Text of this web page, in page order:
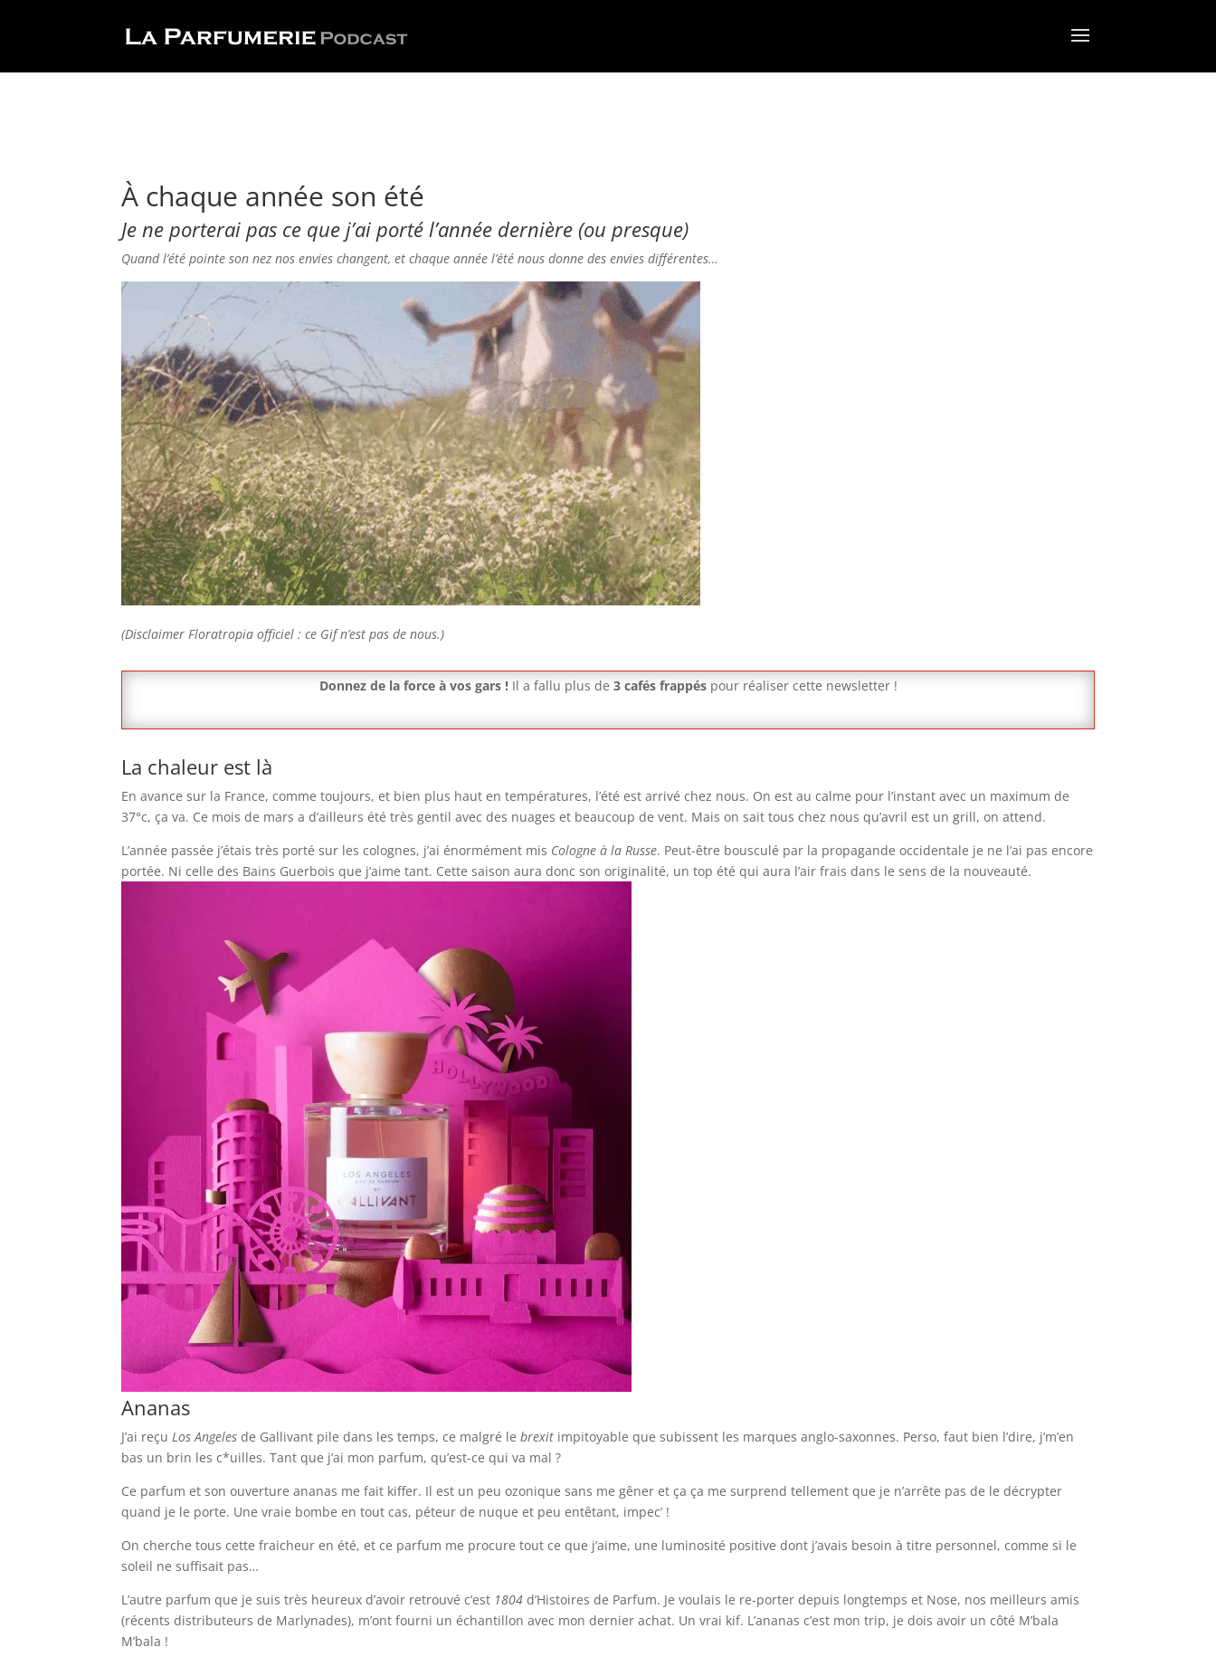
À chaque année son été
Je ne porterai pas ce que j’ai porté l’année dernière (ou presque)
Quand l’été pointe son nez nos envies changent, et chaque année l’été nous donne des envies différentes…
(Disclaimer Floratropia officiel : ce Gif n’est pas de nous.)
Donnez de la force à vos gars !Il a fallu plus de 3 cafés frappéspour réaliser cette newsletter !
La chaleur est là
En avance sur la France, comme toujours, et bien plus haut en températures, l’été est arrivé chez nous. On est au calme pour l’instant avec un maximum de
37°c, ça va. Ce mois de mars a d’ailleurs été très gentil avec des nuages et beaucoup de vent. Mais on sait tous chez nous qu’avril est un grill, on attend.
L’année passée j’étais très porté sur les colognes, j’ai énormément mis Cologne à la Russe. Peut-être bousculé par la propagande occidentale je ne l’ai pas encore
portée. Ni celle des Bains Guerbois que j’aime tant. Cette saison aura donc son originalité, un top été qui aura l’air frais dans le sens de la nouveauté.
Ananas
J’ai reçu Los Angeles de Gallivant pile dans les temps, ce malgré le brexit impitoyable que subissent les marques anglo-saxonnes. Perso, faut bien l’dire, j’m’en
bas un brin les c*uilles. Tant que j’ai mon parfum, qu’est-ce qui va mal ?
Ce parfum et son ouverture ananas me fait kiffer. Il est un peu ozonique sans me gêner et ça ça me surprend tellement que je n’arrête pas de le décrypter
quand je le porte. Une vraie bombe en tout cas, péteur de nuque et peu entêtant, impec’ !
On cherche tous cette fraicheur en été, et ce parfum me procure tout ce que j’aime, une luminosité positive dont j’avais besoin à titre personnel, comme si le
soleil ne suffisait pas…
L’autre parfum que je suis très heureux d’avoir retrouvé c’est 1804 d’Histoires de Parfum. Je voulais le re-porter depuis longtemps et Nose, nos meilleurs amis
(récents distributeurs de Marlynades), m’ont fourni un échantillon avec mon dernier achat. Un vrai kif. L’ananas c’est mon trip, je dois avoir un côté M’bala
M’bala !